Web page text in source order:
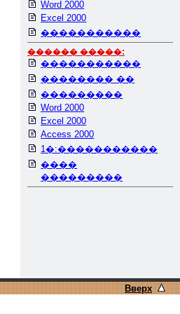
Word 2000
Excel 2000
�����������
������ �����:
�����������
�������� ��
���������
Word 2000
Excel 2000
Access 2000
1�:�����������
����
���������
Вверх